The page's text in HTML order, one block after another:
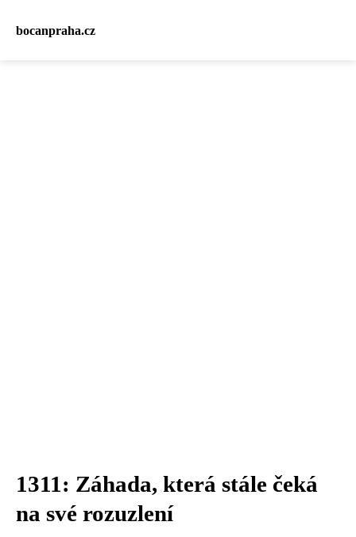
bocanpraha.cz
1311: Záhada, která stále čeká
na své rozuzlení